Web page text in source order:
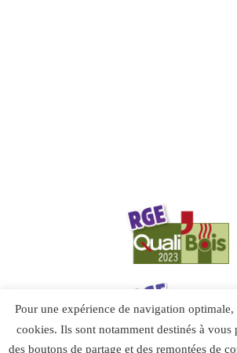
Pour une expérience de navigation
cookies. Ils sont notamment destinés à vous
des boutons de partage et des remontées de